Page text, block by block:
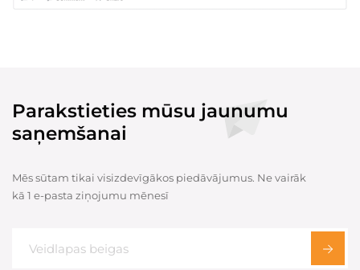
Parakstieties mūsu jaunumu
saņemšanai
Mēs sūtam tikai visizdevīgākos piedāvājumus. Ne vairāk
kā 1 e-pasta ziņojumu mēnesī